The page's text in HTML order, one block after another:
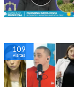
109
visitas